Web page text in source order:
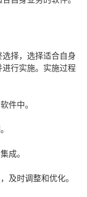
择，选择适合自身
行实施。实施过程
件中。
成。
及时调整和优化。